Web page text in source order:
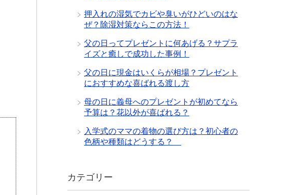
押入れの湿気でカビや臭いがひどいのはな
ぜ？除湿対策ならこの方法！
父の日ってプレゼントに何あげる？サプラ
イズと癒しで成功した事例！
父の日に現金はいくらが相場？プレゼント
におすすめな喜ばれる渡し方
母の日に義母へのプレゼントが初めてなら
予算は？花以外が喜ばれる？
入学式のママの着物の選び方は？初心者の
色柄や種類はどうする？
カテゴリー